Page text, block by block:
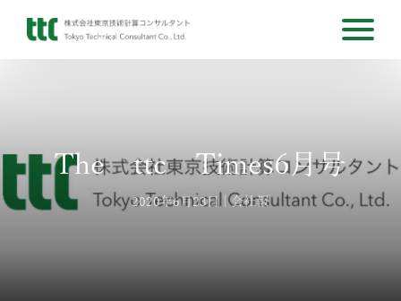
The ttc Times6月号
2020年6月23日 会社報